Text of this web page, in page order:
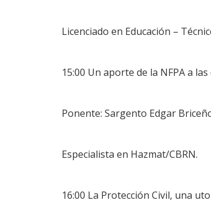
Licenciado en Educación –
15:00 Un aporte de la NFPA a
Ponente: Sargento Edgar
Especialista en Hazmat/CBRN.
16:00 La Protección Civil, una